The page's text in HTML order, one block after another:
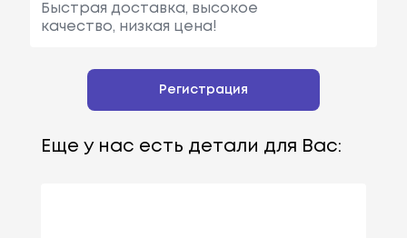
Быстрая доставка, высокое
качество, низкая цена!
Регистрация
Еще у нас есть детали для Вас: